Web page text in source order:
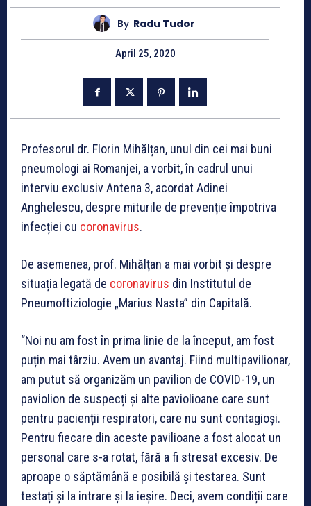
By Radu Tudor
April 25, 2020
Profesorul dr. Florin Mihălțan, unul din cei mai buni
pneumologi ai Romanjei, a vorbit, în cadrul unui
interviu exclusiv Antena 3, acordat Adinei
Anghelescu, despre miturile de prevenție împotriva
infecției cu coronavirus.
De asemenea, prof. Mihălțan a mai vorbit și despre
situația legată de coronavirus din Institutul de
Pneumoftiziologie „Marius Nasta” din Capitală.
“Noi nu am fost în prima linie de la început, am fost
puțin mai târziu. Avem un avantaj. Fiind multipavilionar,
am putut să organizăm un pavilion de COVID-19, un
paviolion de suspecți și alte paviolioane care sunt
pentru pacienții respiratori, care nu sunt contagioși.
Pentru fiecare din aceste pavilioane a fost alocat un
personal care s-a rotat, fără a fi stresat excesiv. De
aproape o săptămână e posibilă și testarea. Sunt
testați și la intrare și la ieșire. Deci, avem condiții care